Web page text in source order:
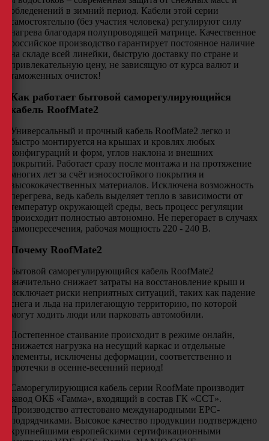
обледенений в зимний период. Кабели этой серии
самостоятельно (без участия человека) регулируют силу
нагрева благодаря полупроводящей матрице. Качественное
российское производство гарантирует постоянное наличие
на складе всей линейки, быструю доставку по стране и
привлекательную цену, не зависящую от курса валют и
таможенных очисток!
Как работает бытовой саморегулирующийся
кабель RoofMate2
Универсальный и прочный кабель RoofMate2 легко и
быстро монтируется на крышах и кровлях любых
конфигураций и форм, углов наклона и внешних
покрытий. Работает сразу после монтажа и на протяжение
многих лет за счёт износостойкого покрытия и
высококачественных материалов. Исключена возможность
перегрева, ведь кабель выделяет тепло в зависимости от
температур окружающей среды, весь процесс регуляции
происходит полностью автономно. Не перегорает в случаях
самопересечения, рабочая мощность 220 - 240 В.
Почему RoofMate2
Бытовой саморегулирующийся кабель RoofMate2
значительно снижает затраты на восстановление крыш и
исключает риски неприятных ситуаций, таких как падение
снега и льда на прилегающую территорию, по которой
могут ходить люди или парковать автомобили.
Постепенное стаивание происходит в режиме онлайн,
снижается нагрузка на несущий каркас и отдельные
элементы, исключены деформации, соответственно и
протечки в осенне-весенний период!
Саморегулирующися кабель серии RoofMate производит
завод ОКБ «Гамма», входящий в состав ГК «ССТ».
Производство аттестовано международными EPC-
подрядчиками. Высокое качество продукции подтверждено
крупнейшими европейскими сертификационными